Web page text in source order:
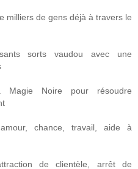
milliers de gens déjà à travers le
sorts vaudou avec une
Magie Noire pour résoudre
chance, travail, aide à
de clientèle, arrêt de